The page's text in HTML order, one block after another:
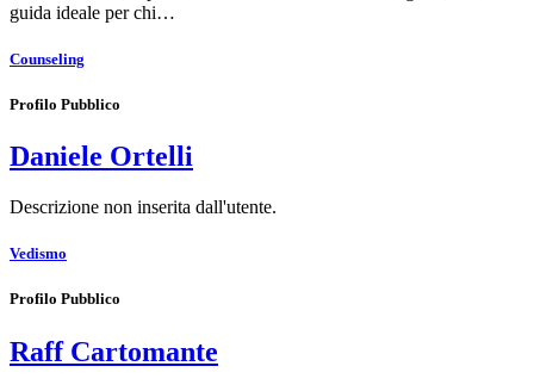
guida ideale per chi…
Counseling
Profilo Pubblico
Daniele Ortelli
Descrizione non inserita dall'utente.
Vedismo
Profilo Pubblico
Raff Cartomante